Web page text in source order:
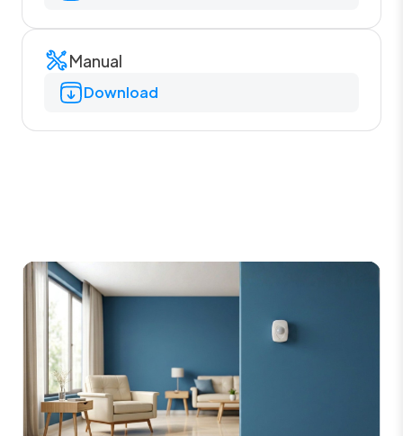
Manual
Download